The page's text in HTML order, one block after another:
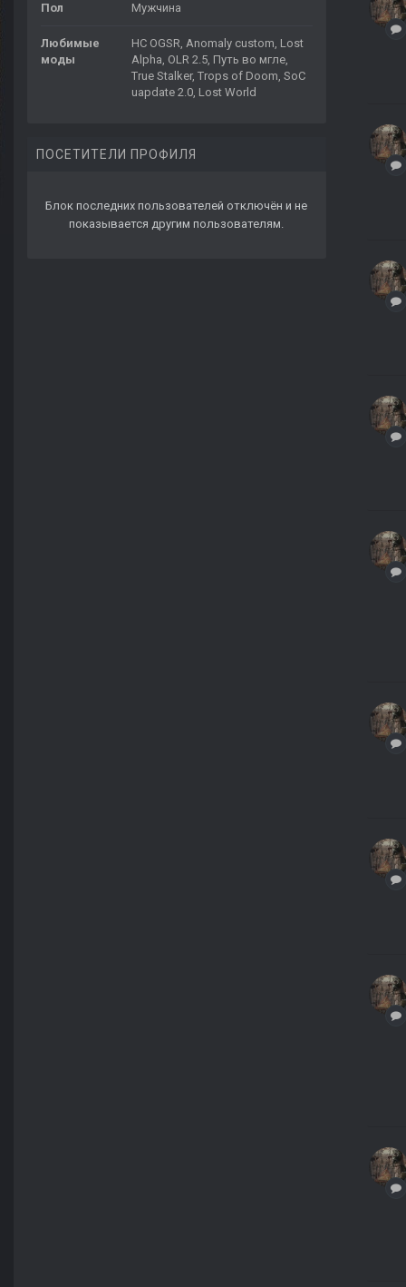
Пол Мужчина
Любимые
моды
НС OGSR, Anomaly custom, Lost
Alpha, OLR 2.5, Путь во мгле,
True Stalker, Trops of Doom, SoC
uapdate 2.0, Lost World
ПОСЕТИТЕЛИ ПРОФИЛЯ
Блок последних пользователей отключён и не
показывается другим пользователям.